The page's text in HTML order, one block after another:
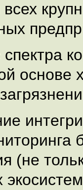
всех
основе
(не